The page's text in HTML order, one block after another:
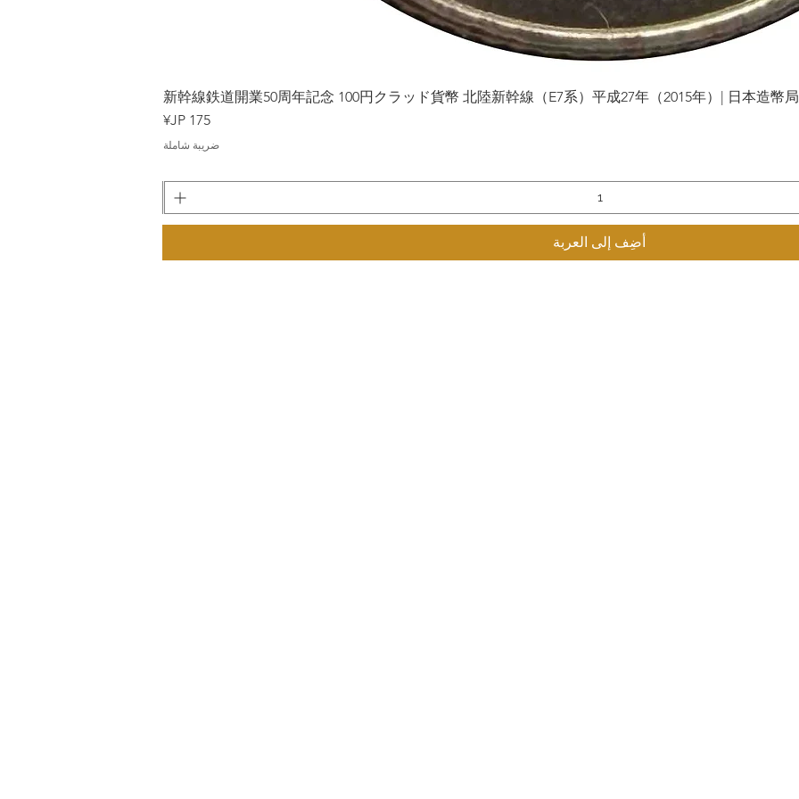
العرض السريع
新幹線鉄道開業50周年記念 100円クラッド貨幣 北陸新幹線（E7系）平成27年（2015年）| 日本造幣
السعر
ضريبة شاملة
أضِف إلى العربة